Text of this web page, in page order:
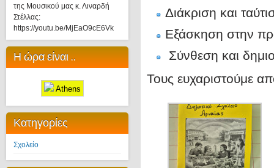
της Μουσικού μας κ. Λιναρδή
Στέλλας:
https://youtu.be/MjEaO9cE6Vk
Η ώρα είναι ..
Athens
Κατηγορίες
Σχολείο
Διάκριση και
Εξάσκηση στην
Σύνθεση και
Τους ευχαριστούμε